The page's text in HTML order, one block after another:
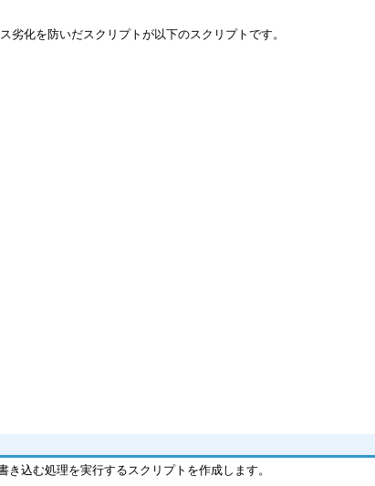
化を防いだスクリプトが以下のスクリプトです。
込む処理を実行するスクリプトを作成します。